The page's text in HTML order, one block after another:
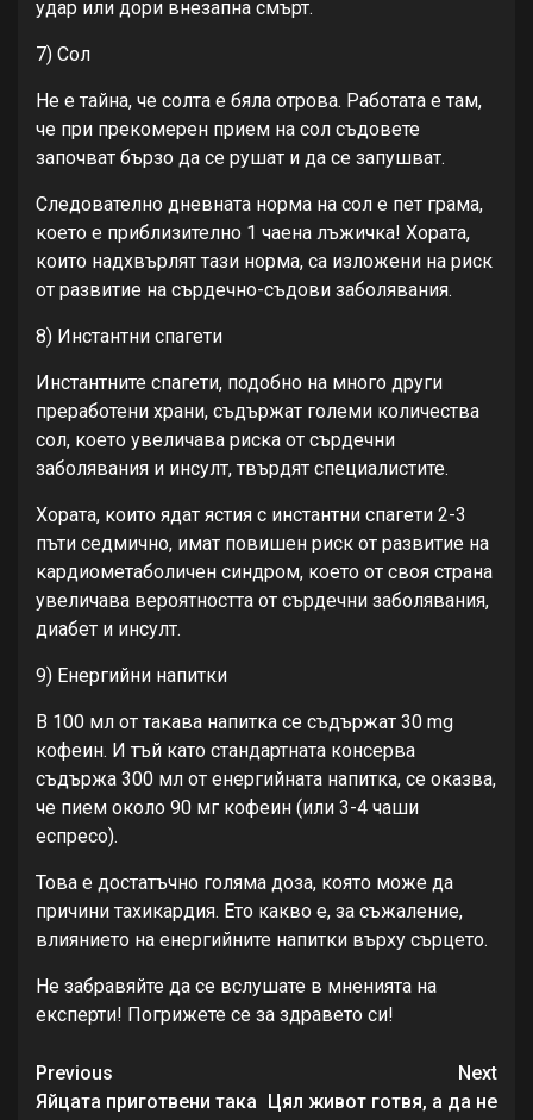
удар или дори внезапна смърт.
7) Сол
Не е тайна, че солта е бяла отрова. Работата е там,
че при прекомерен прием на сол съдовете
започват бързо да се рушат и да се запушват.
Следователно дневната норма на сол е пет грама,
което е приблизително 1 чаена лъжичка! Хората,
които надхвърлят тази норма, са изложени на риск
от развитие на сърдечно-съдови заболявания.
8) Инстантни спагети
Инстантните спагети, подобно на много други
преработени храни, съдържат големи количества
сол, което увеличава риска от сърдечни
заболявания и инсулт, твърдят специалистите.
Хората, които ядат ястия с инстантни спагети 2-3
пъти седмично, имат повишен риск от развитие на
кардиометаболичен синдром, което от своя страна
увеличава вероятността от сърдечни заболявания,
диабет и инсулт.
9) Енергийни напитки
В 100 мл от такава напитка се съдържат 30 mg
кофеин. И тъй като стандартната консерва
съдържа 300 мл от енергийната напитка, се оказва,
че пием около 90 мг кофеин (или 3-4 чаши
еспресо).
Това е достатъчно голяма доза, която може да
причини тахикардия. Ето какво е, за съжаление,
влиянието на енергийните напитки върху сърцето.
Не забравяйте да се вслушате в мненията на
експерти! Погрижете се за здравето си!
Continue
Previous
Яйцата приготвени така
Next
Цял живот готвя, а да не